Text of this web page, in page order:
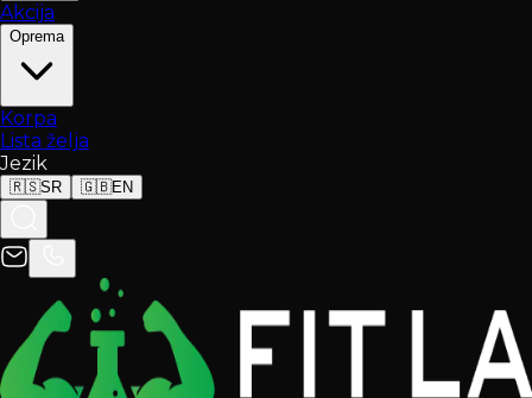
Akcija
Oprema
Korpa
Lista želja
Jezik
🇷🇸SR 🇬🇧EN